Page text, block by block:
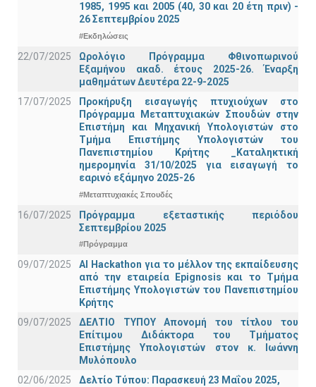
1985, 1995 και 2005 (40, 30 και 20 έτη πριν) -
26 Σεπτεμβρίου 2025
#Εκδηλώσεις
22/07/2025
Ωρολόγιο Πρόγραμμα Φθινοπωρινού
Εξαμήνου ακαδ. έτους 2025-26. Έναρξη
μαθημάτων Δευτέρα 22-9-2025
17/07/2025
Προκήρυξη εισαγωγής πτυχιούχων στo
Πρόγραμμα Μεταπτυχιακών Σπουδών στην
Επιστήμη και Μηχανική Υπολογιστών στο
Τμήμα Eπιστήμης Υπολογιστών του
Πανεπιστημίου Κρήτης _Καταληκτική
ημερομηνία 31/10/2025 για εισαγωγή το
εαρινό εξάμηνο 2025-26
#Μεταπτυχιακές Σπουδές
16/07/2025
Πρόγραμμα εξεταστικής περιόδου
Σεπτεμβρίου 2025
#Πρόγραμμα
09/07/2025
AI Hackathon για το μέλλον της εκπαίδευσης
από την εταιρεία Epignosis και το Τμήμα
Επιστήμης Υπολογιστών του Πανεπιστημίου
Κρήτης
09/07/2025
ΔΕΛΤΙΟ ΤΥΠΟΥ Απονομή του τίτλου του
Επίτιμου Διδάκτορα του Τμήματος
Επιστήμης Υπολογιστών στον κ. Ιωάννη
Μυλόπουλο
02/06/2025
Δελτίο Τύπου: Παρασκευή 23 Μαΐου 2025,